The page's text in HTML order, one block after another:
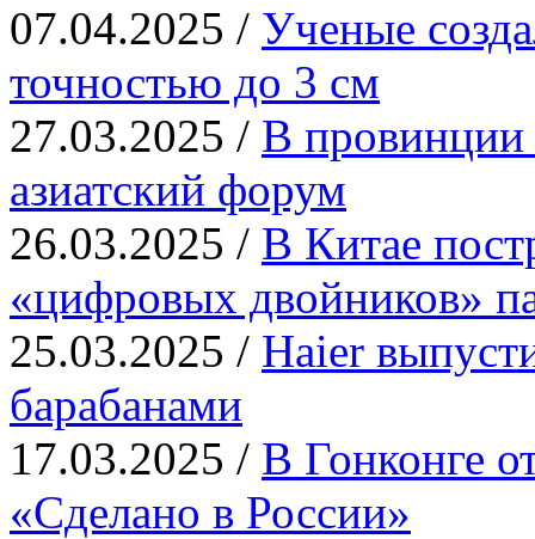
07.04.2025 / Ученые
точностью до 3 см
27.03.2025 / В провинции
азиатский форум
26.03.2025 / В Китае
«цифровых двойников»
25.03.2025 / Haier
барабанами
17.03.2025 / В Гонконге
«Сделано в России»